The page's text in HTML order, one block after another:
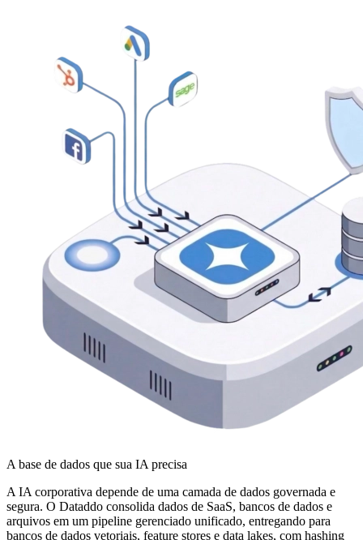
A base de dados que sua IA precisa
A IA corporativa depende de uma camada de dados governada e
segura. O Dataddo consolida dados de SaaS, bancos de dados e
arquivos em um pipeline gerenciado unificado, entregando para
bancos de dados vetoriais, feature stores e data lakes, com hashing